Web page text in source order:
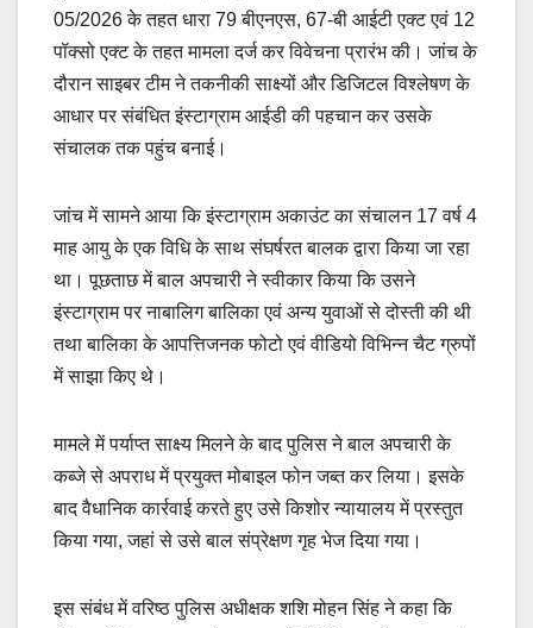
05/2026 के तहत धारा 79 बीएनएस, 67-बी आईटी एक्ट एवं 12
पॉक्सो एक्ट के तहत मामला दर्ज कर विवेचना प्रारंभ की। जांच के
दौरान साइबर टीम ने तकनीकी साक्ष्यों और डिजिटल विश्लेषण के
आधार पर संबंधित इंस्टाग्राम आईडी की पहचान कर उसके
संचालक तक पहुंच बनाई।
जांच में सामने आया कि इंस्टाग्राम अकाउंट का संचालन 17 वर्ष 4
माह आयु के एक विधि के साथ संघर्षरत बालक द्वारा किया जा रहा
था। पूछताछ में बाल अपचारी ने स्वीकार किया कि उसने
इंस्टाग्राम पर नाबालिग बालिका एवं अन्य युवाओं से दोस्ती की थी
तथा बालिका के आपत्तिजनक फोटो एवं वीडियो विभिन्न चैट ग्रुपों
में साझा किए थे।
मामले में पर्याप्त साक्ष्य मिलने के बाद पुलिस ने बाल अपचारी के
कब्जे से अपराध में प्रयुक्त मोबाइल फोन जब्त कर लिया। इसके
बाद वैधानिक कार्रवाई करते हुए उसे किशोर न्यायालय में प्रस्तुत
किया गया, जहां से उसे बाल संप्रेक्षण गृह भेज दिया गया।
इस संबंध में वरिष्ठ पुलिस अधीक्षक शशि मोहन सिंह ने कहा कि